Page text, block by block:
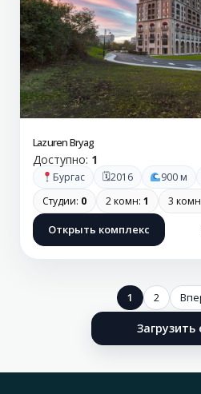
Lazuren Bryag
Доступно: 1
Бургас 🗓2016 900 м
Студии: 0 2 комн: 1 3
Открыть комплекс
1 2